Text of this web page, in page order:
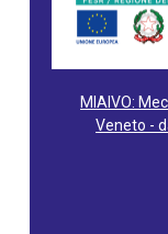
MIAIVO:
Veneto -